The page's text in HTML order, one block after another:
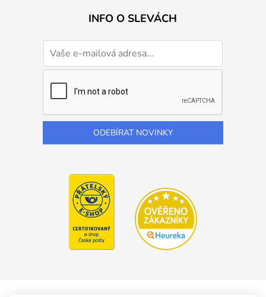
INFO O SLEVÁCH